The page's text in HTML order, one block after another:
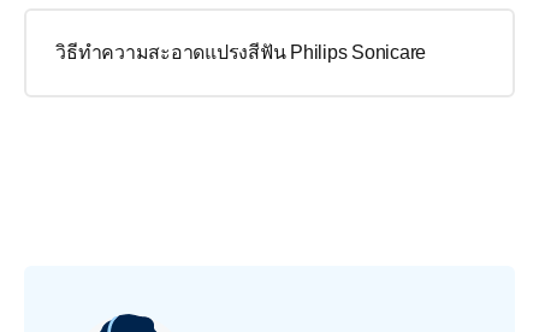
วิธีทำความสะอาดแปรงสีฟัน Philips Sonicare